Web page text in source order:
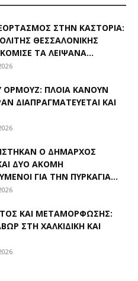
ΣΤΗΝ ΚΑΣΤΟΡΙΆ:
ΘΕΣΣΑΛΟΝΊΚΗΣ
ΤΑ ΛΕΊΨΑΝΑ...
ΟΡΜΟΎΖ: ΠΛΟΊΑ ΚΆΝΟΥΝ
ΔΙΑΠΡΑΓΜΑΤΕΎΕΤΑΙ ΚΑΙ
Ο ΔΉΜΑΡΧΟΣ
ΔΎΟ ΑΚΌΜΗ
ΓΙΑ ΤΗΝ ΠΥΡΚΑΓΙΆ...
ΚΑΙ ΜΕΤΑΜΌΡΦΩΣΗΣ:
ΣΤΗ ΧΑΛΚΙΔΙΚΉ ΚΑΙ